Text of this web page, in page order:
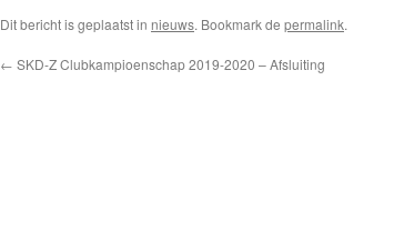
Dit bericht is geplaatst in nieuws. Bookmark de permalink.
← SKD-Z Clubkampioenschap 2019-2020 – Afsluiting